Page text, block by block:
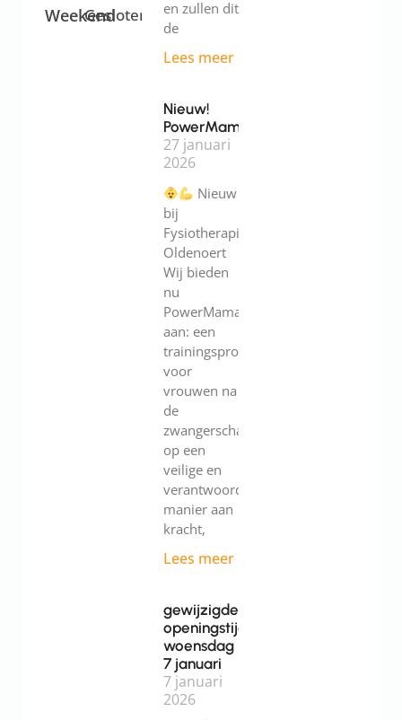
Weekend
Gesloten
en zullen dit
de
Lees meer
Nieuw!
PowerMama
27 januari
2026
Nieuw
bij
Fysiotherapie
Oldenoert
Wij bieden
nu
PowerMama
aan: een
trainingsprogramma
voor
vrouwen na
de
zwangerschap.Werk
op een
veilige en
verantwoorde
manier aan
kracht,
Lees meer
gewijzigde
openingstijden
woensdag
7 januari
7 januari
2026